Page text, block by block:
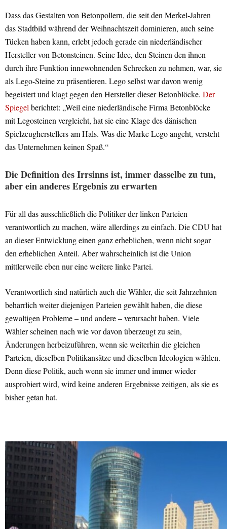
Dass das Gestalten von Betonpollern, die seit den Merkel-Jahren
das Stadtbild während der Weihnachtszeit dominieren, auch seine
Tücken haben kann, erlebt jedoch gerade ein niederländischer
Hersteller von Betonsteinen. Seine Idee, den Steinen den ihnen
durch ihre Funktion innewohnenden Schrecken zu nehmen, war, sie
als Lego-Steine zu präsentieren. Lego selbst war davon wenig
begeistert und klagt gegen den Hersteller dieser Betonblöcke. Der
Spiegel berichtet: „Weil eine niederländische Firma Betonblöcke
mit Legosteinen vergleicht, hat sie eine Klage des dänischen
Spielzeugherstellers am Hals. Was die Marke Lego angeht, versteht
das Unternehmen keinen Spaß.“
Die Definition des Irrsinns ist, immer dasselbe zu tun,
aber ein anderes Ergebnis zu erwarten
Für all das ausschließlich die Politiker der linken Parteien
verantwortlich zu machen, wäre allerdings zu einfach. Die CDU hat
an dieser Entwicklung einen ganz erheblichen, wenn nicht sogar
den erheblichen Anteil. Aber wahrscheinlich ist die Union
mittlerweile eben nur eine weitere linke Partei.
Verantwortlich sind natürlich auch die Wähler, die seit Jahrzehnten
beharrlich weiter diejenigen Parteien gewählt haben, die diese
gewaltigen Probleme – und andere – verursacht haben. Viele
Wähler scheinen nach wie vor davon überzeugt zu sein,
Änderungen herbeizuführen, wenn sie weiterhin die gleichen
Parteien, dieselben Politikansätze und dieselben Ideologien wählen.
Denn diese Politik, auch wenn sie immer und immer wieder
ausprobiert wird, wird keine anderen Ergebnisse zeitigen, als sie es
bisher getan hat.